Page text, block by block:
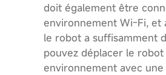
doit également être
environnement Wi-Fi, et
le robot a suffisamment
pouvez déplacer le robot
environnement avec